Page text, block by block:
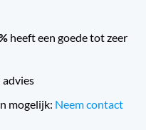
heeft een goede tot zeer
mogelijk: Neem contact